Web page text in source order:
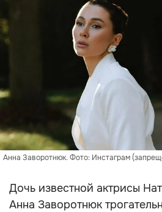
Анна Заворотнюк. Фото: Инстаграм
Дочь известной актрисы
Анна Заворотнюк